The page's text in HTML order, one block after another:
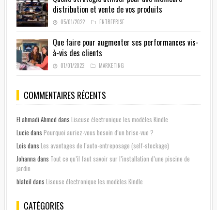
distribution et vente de vos produits
05/01/2022 ENTREPRISE
Que faire pour augmenter ses performances vis-
à-vis des clients
01/01/2022 MARKETING
COMMENTAIRES RÉCENTS
El ahmadi Ahmed dans Liseuse électronique les modèles Kindle
Lucie dans Pourquoi auriez-vous besoin d’un brise-vue ?
Lois dans Les avantages de l’auto-entreposage (self-stockage)
Johannadans Tout ce qu’il faut savoir sur l’installation d’une piscine de
jardin
blateil dans Liseuse électronique les modèles Kindle
CATÉGORIES